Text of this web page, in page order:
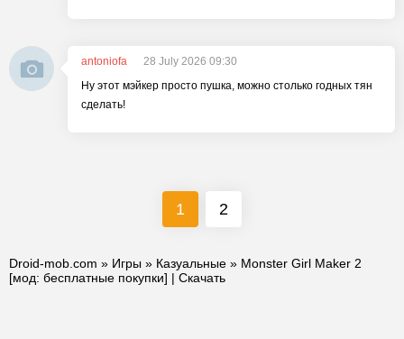
antoniofa
28 July 2026 09:30
Ну этот мэйкер просто пушка, можно столько годных тян
сделать!
1 2
Droid-mob.com » Игры » Казуальные » Monster Girl Maker 2
[мод: бесплатные покупки] | Скачать